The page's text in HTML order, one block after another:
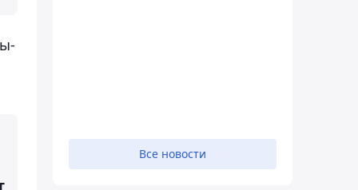
Все новости